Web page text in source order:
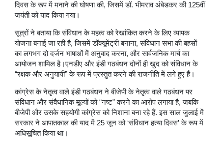
दिवस के रूप में मनाने की घोषणा की, जिसमें डॉ. भीमराव अंबेडकर की 125वीं
जयंती को याद किया गया।
सूत्रों ने बताया कि संविधान के महत्व को रेखांकित करने के लिए व्यापक
योजना बनाई जा रही है, जिसमें डॉक्यूमेंट्री बनाना, संविधान सभा की बहसों
का लगभग दो दर्जन भाषाओं में अनुवाद करना, और सार्वजनिक मार्च का
आयोजन शामिल है।एनडीए और इंडी गठबंधन दोनों ही खुद को संविधान के
“रक्षक और अनुयायी” के रूप में प्रस्तुत करने की राजनीति में लगे हुए हैं।
कांग्रेस के नेतृत्व वाले इंडी गठबंधन ने बीजेपी के नेतृत्व वाले गठबंधन पर
संविधान और संवैधानिक मूल्यों को “नष्ट” करने का आरोप लगाया है, जबकि
बीजेपी और उसके सहयोगी कांग्रेस को निशाना बना रहे हैं. इस साल जुलाई में
सरकार ने आपातकाल की याद में 25 जून को ‘संविधान हत्या दिवस’ के रूप में
अधिसूचित किया था।